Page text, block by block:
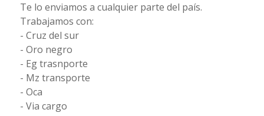
Te lo enviamos a cualquier parte del país.
Trabajamos con:
- Cruz del sur
- Oro negro
- Eg trasnporte
- Mz transporte
- Oca
- Via cargo